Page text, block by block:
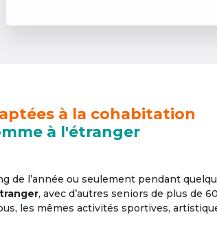
à la cohabitation
à l'étranger
de l’année ou seulement pendant
, avec d’autres seniors de plus de
les mêmes activités sportives,